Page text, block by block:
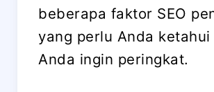
beberapa faktor SEO
yang perlu Anda ketahui
Anda ingin peringkat.